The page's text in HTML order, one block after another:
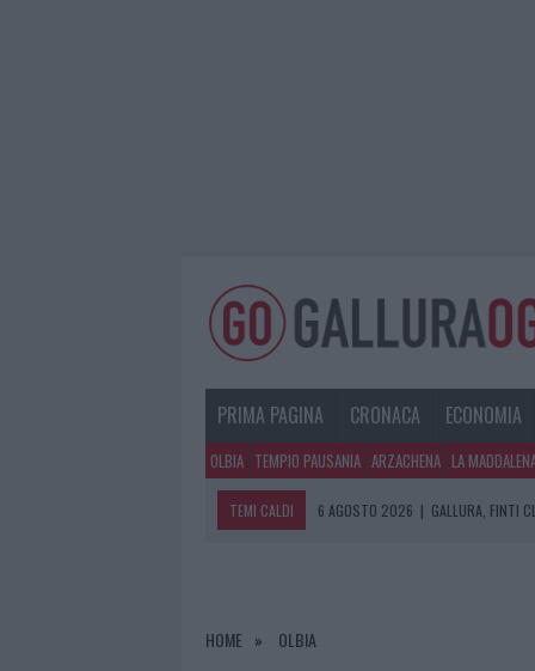
PRIMA PAGINA CRONACA ECONOMIA
OLBIA TEMPIO PAUSANIA ARZACHENA LA
TEMI CALDI 6 AGOSTO 2026 | METEO OLBIA 7
6 AGOSTO 2026
HOME OLBIA